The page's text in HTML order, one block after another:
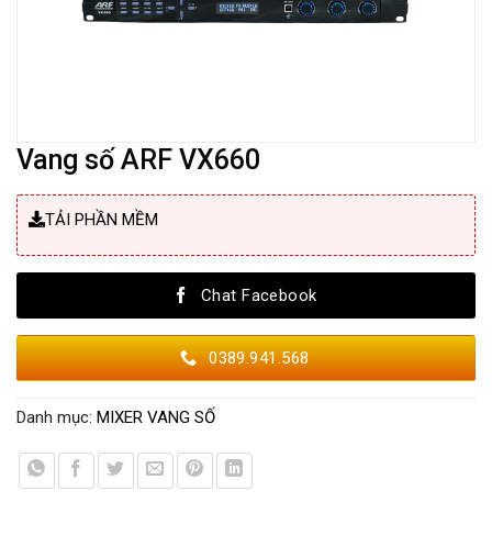
Vang số ARF VX660
TẢI PHẦN MỀM
Chat Facebook
0389.941.568
Danh mục: MIXER VANG SỐ